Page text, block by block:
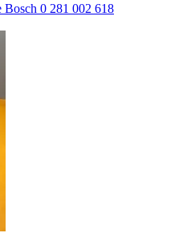
Bosch 0 281 002 618